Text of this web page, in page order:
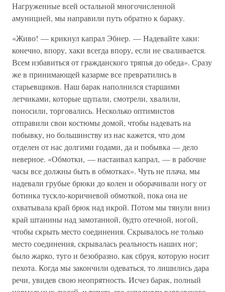
Нагруженные всей остальной многочисленной
амуницией, мы направили путь обратно к бараку.
«Живо! — крикнул капрал Эбнер. — Надевайте хаки:
конечно, впору, хаки всегда впору, если не сваливается.
Всем избавиться от гражданского тряпья до обеда». Сразу
же в принимающей казарме все превратились в
старьевщиков. Наш барак наполнился старшими
летчиками, которые щупали, смотрели, хвалили,
поносили, торговались. Несколько оптимистов
отправили свои костюмы домой, чтобы надевать на
побывку, но большинству из нас кажется, что дом
отделен от нас долгими годами, да и побывка — дело
неверное. «Обмотки, — настаивал капрал, — в рабочие
часы все должны быть в обмотках». Чуть не плача, мы
надевали грубые брюки до колен и оборачивали ногу от
ботинка тускло-коричневой обмоткой, пока она не
охватывала край брюк над икрой. Потом мы тянули вниз
край штанины над замотанной, будто отечной, ногой,
чтобы скрыть место соединения. Скрывалось не только
место соединения, скрывалась реальность наших ног;
было жарко, туго и безобразно, как сбруя, которую носит
пехота. Когда мы закончили одеваться, то лишились дара
речи, увидев свою неопрятность. Исчез барак, полный